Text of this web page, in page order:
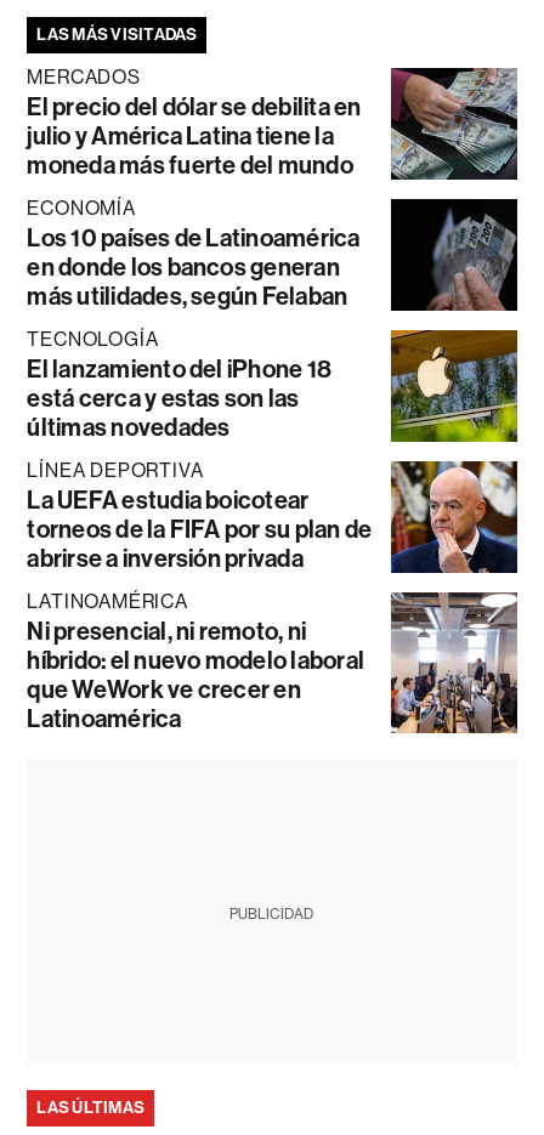
LAS MÁS VISITADAS
MERCADOS
El precio del dólar se debilita en
julio y América Latina tiene la
moneda más fuerte del mundo
ECONOMÍA
Los 10 países de Latinoamérica
en donde los bancos generan
más utilidades, según Felaban
TECNOLOGÍA
El lanzamiento del iPhone 18
está cerca y estas son las
últimas novedades
LÍNEA DEPORTIVA
La UEFA estudia boicotear
torneos de la FIFA por su plan de
abrirse a inversión privada
LATINOAMÉRICA
Ni presencial, ni remoto, ni
híbrido: el nuevo modelo laboral
que WeWork ve crecer en
Latinoamérica
PUBLICIDAD
LAS ÚLTIMAS